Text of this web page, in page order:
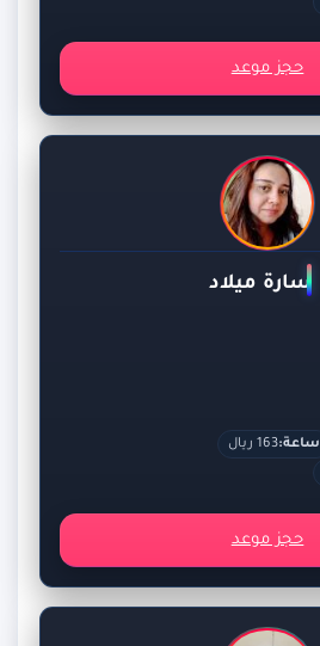
حجز موعد
سارة ميلاد
ساعة:163 ريال
حجز موعد